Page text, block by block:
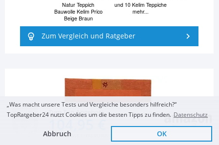
Zum Top Angebot
KOSTENLOSE LIEFERUNG
Natur Teppich
Bauwolle Kelim Prico
Beige Braun
und 10 Kelim Teppiche
mehr...
Zum Vergleich und Ratgeber
„Was macht unsere Tests und Vergleiche besonders hilfreich?“
TopRatgeber24 nutzt Cookies um die besten Tipps zu finden. Datenschutz
Abbruch OK